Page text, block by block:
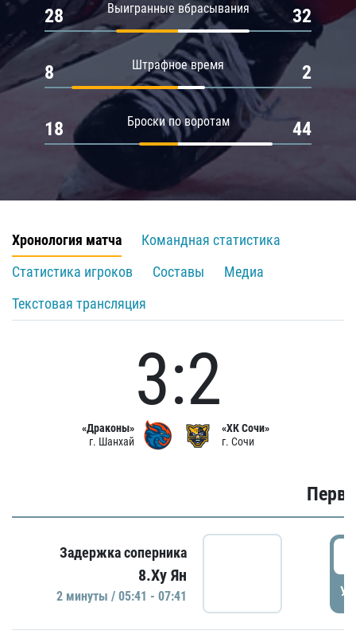
Выигранные вбрасывания
28 32
Штрафное время
8 2
Броски по воротам
18 44
Хронология матча
Командная статистика
Статистика игроков
Составы
Медиа
Текстовая трансляция
«Драконы»
г. Шанхай
3:2
«ХК Сочи»
г. Сочи
Задержка соперника
8.Ху Ян
2 минуты / 05:41 - 07:41